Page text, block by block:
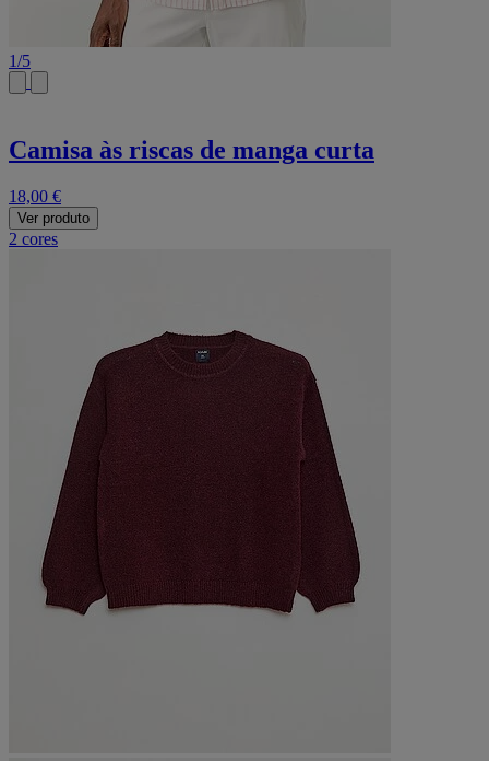
1/5
Camisa às riscas de manga curta
18,00 €
Ver produto
2 cores